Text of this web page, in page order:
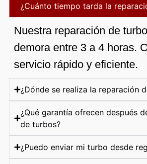
¿Cuánto tiempo tarda la
Nuestra reparación de
demora entre 3 a 4 horas.
servicio rápido y eficiente.
¿Dónde se realiza la reparación
¿Qué garantía ofrecen después
de turbos?
¿Puedo enviar mi turbo desde